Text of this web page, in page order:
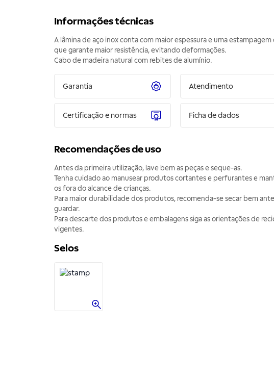
Informações técnicas
A lâmina de aço inox conta com maior espessura e uma estampagem
que garante maior resistência, evitando deformações.
Cabo de madeira natural com rebites de alumínio.
Garantia Atendimento
Certificação e normas Ficha de dados
Recomendações de uso
Antes da primeira utilização, lave bem as peças e seque-as.
Tenha cuidado ao manusear produtos cortantes e perfurantes e
os fora do alcance de crianças.
Para maior durabilidade dos produtos, recomenda-se secar bem
guardar.
Para descarte dos produtos e embalagens siga as orientações de
vigentes.
Selos